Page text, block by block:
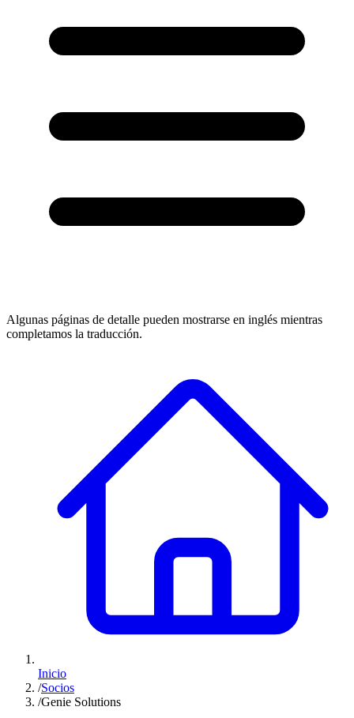
Algunas páginas de detalle pueden mostrarse en inglés mientras
completamos la traducción.
Inicio
/Socios
/Genie Solutions